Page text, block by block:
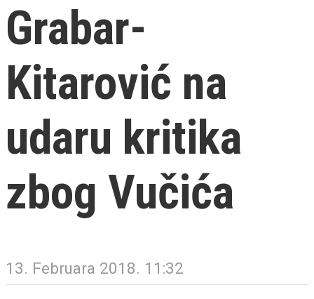
Grabar-
Kitarović na
udaru kritika
zbog Vučića
13. Februara 2018. 11:32